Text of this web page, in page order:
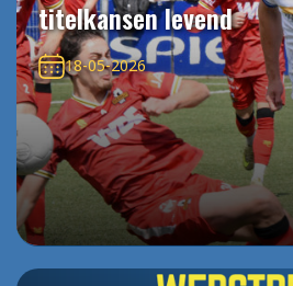
titelkansen levend
18-05-2026